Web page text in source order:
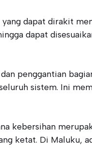
dapat dirakit
dapat
penggantian
sistem. Ini
kebersihan
ketat. Di Maluku,